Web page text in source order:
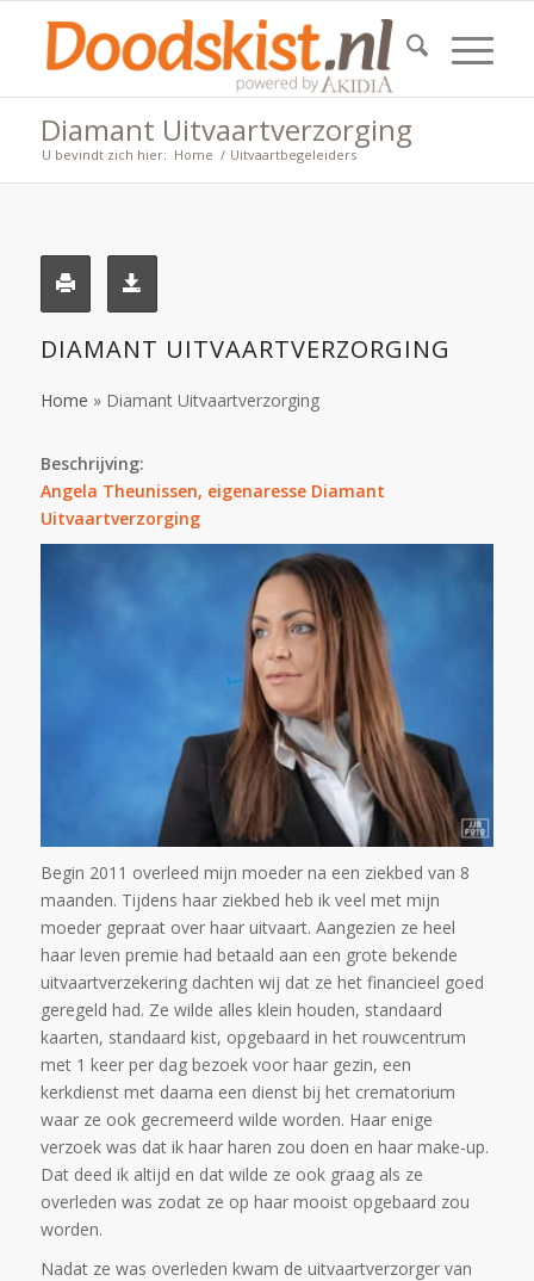
Diamant Uitvaartverzorging
U bevindt zich hier: Home / Uitvaartbegeleiders
DIAMANT UITVAARTVERZORGING
Home » Diamant Uitvaartverzorging
Beschrijving:
Angela Theunissen, eigenaresse Diamant
Uitvaartverzorging
Begin 2011 overleed mijn moeder na een ziekbed van 8
maanden. Tijdens haar ziekbed heb ik veel met mijn
moeder gepraat over haar uitvaart. Aangezien ze heel
haar leven premie had betaald aan een grote bekende
uitvaartverzekering dachten wij dat ze het financieel goed
geregeld had. Ze wilde alles klein houden, standaard
kaarten, standaard kist, opgebaard in het rouwcentrum
met 1 keer per dag bezoek voor haar gezin, een
kerkdienst met daarna een dienst bij het crematorium
waar ze ook gecremeerd wilde worden. Haar enige
verzoek was dat ik haar haren zou doen en haar make-up.
Dat deed ik altijd en dat wilde ze ook graag als ze
overleden was zodat ze op haar mooist opgebaard zou
worden.
Nadat ze was overleden kwam de uitvaartverzorger van